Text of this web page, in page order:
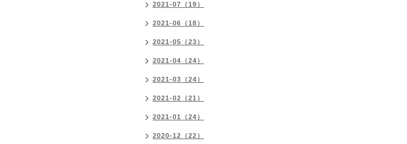
2021-07（19）
2021-06（18）
2021-05（23）
2021-04（24）
2021-03（24）
2021-02（21）
2021-01（24）
2020-12（22）